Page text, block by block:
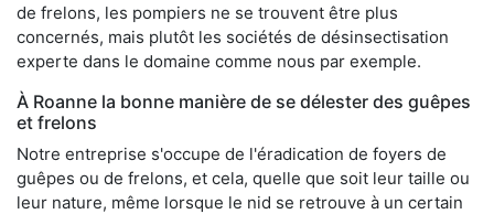
de frelons, les pompiers ne se trouvent être plus
concernés, mais plutôt les sociétés de désinsectisation
experte dans le domaine comme nous par exemple.
À Roanne la bonne manière de se délester des guêpes
et frelons
Notre entreprise s'occupe de l'éradication de foyers de
guêpes ou de frelons, et cela, quelle que soit leur taille ou
leur nature, même lorsque le nid se retrouve à un certain